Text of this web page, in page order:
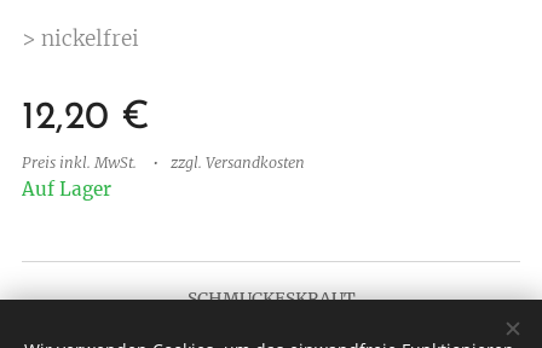
> nickelfrei
12,20 €
Preis inkl. MwSt. zzgl. Versandkosten
Auf Lager
SCHMUCKESKRAUT